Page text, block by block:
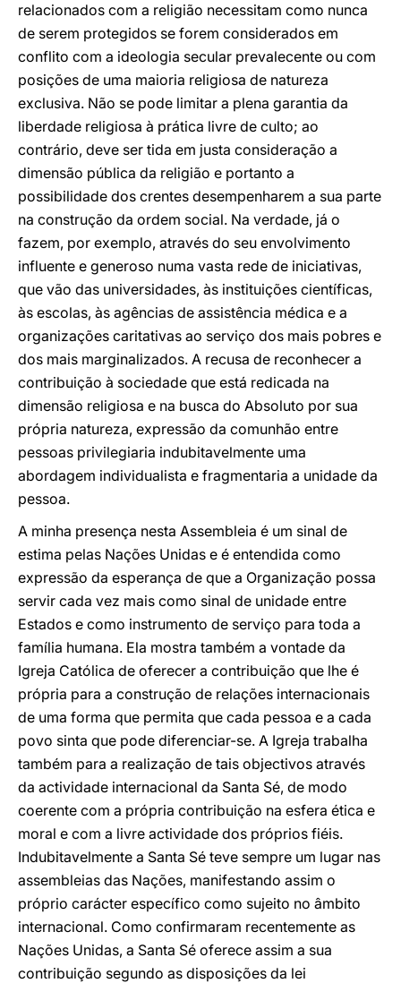
relacionados com a religião necessitam como nunca
de serem protegidos se forem considerados em
conflito com a ideologia secular prevalecente ou com
posições de uma maioria religiosa de natureza
exclusiva. Não se pode limitar a plena garantia da
liberdade religiosa à prática livre de culto; ao
contrário, deve ser tida em justa consideração a
dimensão pública da religião e portanto a
possibilidade dos crentes desempenharem a sua parte
na construção da ordem social. Na verdade, já o
fazem, por exemplo, através do seu envolvimento
influente e generoso numa vasta rede de iniciativas,
que vão das universidades, às instituições científicas,
às escolas, às agências de assistência médica e a
organizações caritativas ao serviço dos mais pobres e
dos mais marginalizados. A recusa de reconhecer a
contribuição à sociedade que está redicada na
dimensão religiosa e na busca do Absoluto por sua
própria natureza, expressão da comunhão entre
pessoas privilegiaria indubitavelmente uma
abordagem individualista e fragmentaria a unidade da
pessoa.
A minha presença nesta Assembleia é um sinal de
estima pelas Nações Unidas e é entendida como
expressão da esperança de que a Organização possa
servir cada vez mais como sinal de unidade entre
Estados e como instrumento de serviço para toda a
família humana. Ela mostra também a vontade da
Igreja Católica de oferecer a contribuição que lhe é
própria para a construção de relações internacionais
de uma forma que permita que cada pessoa e a cada
povo sinta que pode diferenciar-se. A Igreja trabalha
também para a realização de tais objectivos através
da actividade internacional da Santa Sé, de modo
coerente com a própria contribuição na esfera ética e
moral e com a livre actividade dos próprios fiéis.
Indubitavelmente a Santa Sé teve sempre um lugar nas
assembleias das Nações, manifestando assim o
próprio carácter específico como sujeito no âmbito
internacional. Como confirmaram recentemente as
Nações Unidas, a Santa Sé oferece assim a sua
contribuição segundo as disposições da lei